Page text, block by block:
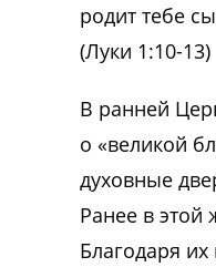
родит тебе
(Луки 1:10-13)
В ранней
о «великой
духовные
Ранее в этой
Благодаря